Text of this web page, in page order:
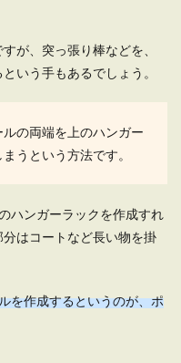
が、突っ張り棒などを、
いう手もあるでしょう。
の両端を上のハンガー
うという方法です。
ハンガーラックを作成すれ
はコートなど長い物を掛
を作成するというのが、ポ